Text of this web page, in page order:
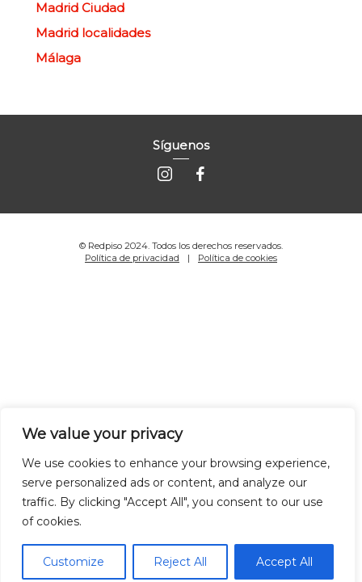
We value your privacy
We use cookies to enhance your browsing experience,
serve personalized ads or content, and analyze our
traffic. By clicking "Accept All", you consent to our use
of cookies.
Customize Reject All Accept All
Madrid Ciudad
Madrid localidades
Málaga
Síguenos
© Redpiso 2024. Todos los derechos reservados.
Política de privacidad
Política de cookies